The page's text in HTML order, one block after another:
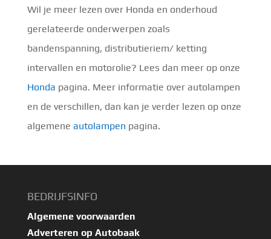
Wil je meer lezen over Honda en onderhoud
gerelateerde onderwerpen zoals
bandenspanning, distributieriem/ ketting
intervallen en motorolie? Lees dan meer op onze
Honda pagina. Meer informatie over autolampen
en de verschillen, dan kan je verder lezen op onze
algemene autolampen pagina.
BEDRIJFSINFO
Algemene voorwaarden
Adverteren op Autobaak